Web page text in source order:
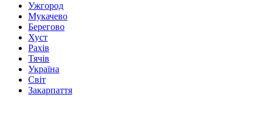
Ужгород
Мукачево
Берегово
Хуст
Рахів
Тячів
Україна
Світ
Закарпаття